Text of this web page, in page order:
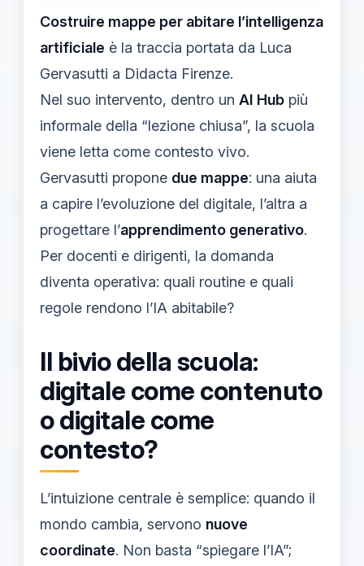
Costruire mappe per abitare l’intelligenza
artificiale è la traccia portata da Luca
Gervasutti a Didacta Firenze.
Nel suo intervento, dentro un AI Hub più
informale della “lezione chiusa”, la scuola
viene letta come contesto vivo.
Gervasutti propone due mappe: una aiuta
a capire l’evoluzione del digitale, l’altra a
progettare l’apprendimento generativo.
Per docenti e dirigenti, la domanda
diventa operativa: quali routine e quali
regole rendono l’IA abitabile?
Il bivio della scuola:
digitale come contenuto
o digitale come
contesto?
L’intuizione centrale è semplice: quando il
mondo cambia, servono nuove
coordinate. Non basta “spiegare l’IA”;